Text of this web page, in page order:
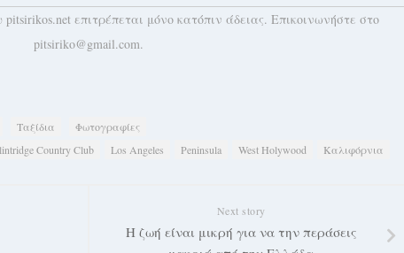
επιτρέπεται μόνο κατόπιν άδειας. Επικοινωνήστε στο
pitsiriko@gmail.com.
Ταξίδια Φωτογραφίες
Country Club Los Angeles Peninsula West Holywood
Καλιφόρνια
Next story
Η ζωή είναι μικρή για να την περάσεις